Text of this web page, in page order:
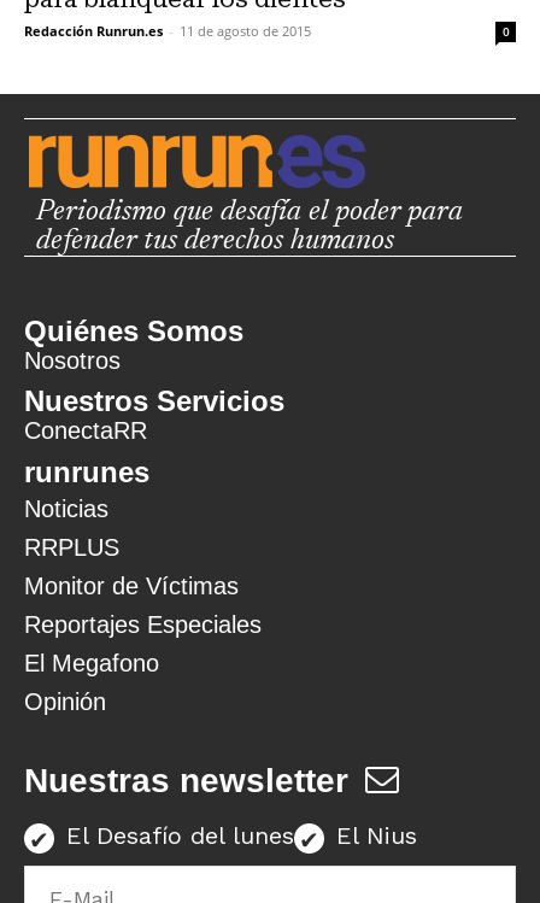
Redacción Runrun.es - 11 de agosto de 2015 0
Periodismo que desafía el poder para
defender tus derechos humanos
Quiénes Somos
Nosotros
Nuestros Servicios
ConectaRR
runrunes
Noticias
RRPLUS
Monitor de Víctimas
Reportajes Especiales
El Megafono
Opinión
Nuestras newsletter
El Desafío del lunes El Nius